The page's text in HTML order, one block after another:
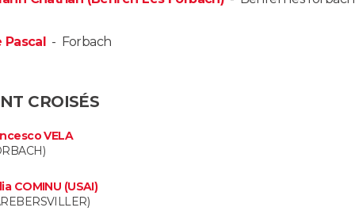
- Forbach
CROISÉS
VELA
COMINU (USAI)